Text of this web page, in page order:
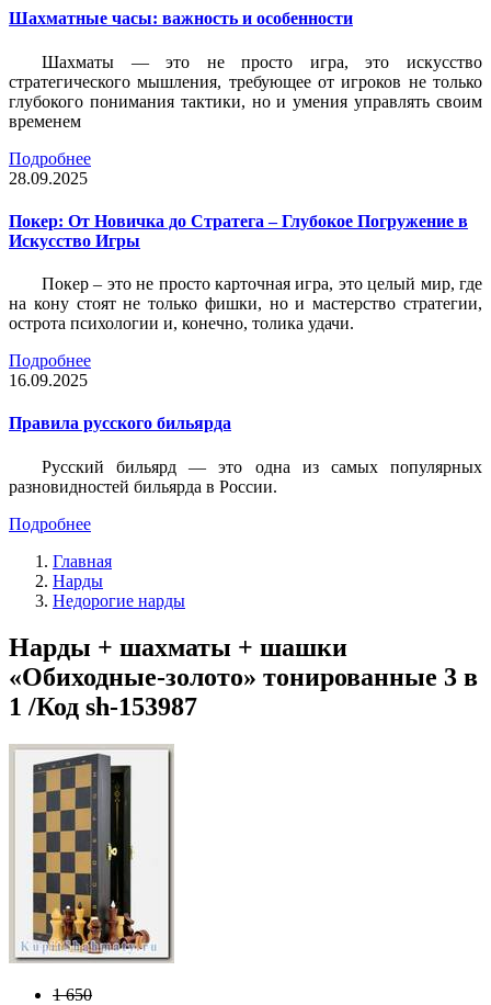
Шахматные часы: важность и особенности
Шахматы — это не просто игра, это искусство
стратегического мышления, требующее от игроков не только
глубокого понимания тактики, но и умения управлять своим
временем
Подробнее
28.09.2025
Покер: От Новичка до Стратега – Глубокое Погружение в
Искусство Игры
Покер – это не просто карточная игра, это целый мир, где
на кону стоят не только фишки, но и мастерство стратегии,
острота психологии и, конечно, толика удачи.
Подробнее
16.09.2025
Правила русского бильярда
Русский бильярд — это одна из самых популярных
разновидностей бильярда в России.
Подробнее
Главная
Нарды
Недорогие нарды
Нарды + шахматы + шашки
«Обиходные-золото» тонированные 3 в
1 /Код sh-153987
1 650